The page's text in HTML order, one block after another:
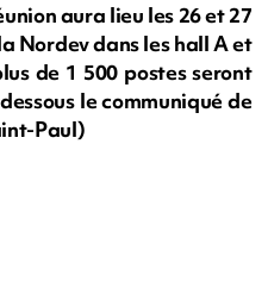
aura lieu les 26 et 27
Nordev dans les hall A et
de 1 500 postes seront
le communiqué de
Paul)